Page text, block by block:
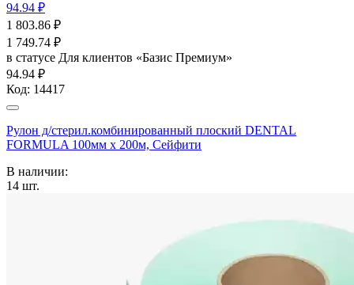
94.94 ₽
1 803.86 ₽
1 749.74 ₽
в статусе Для клиентов «Базис Премиум»
94.94 ₽
Код: 14417
Рулон д/стерил.комбинированный плоский DENTAL
FORMULA 100мм х 200м, Сейфити
В наличии:
14 шт.